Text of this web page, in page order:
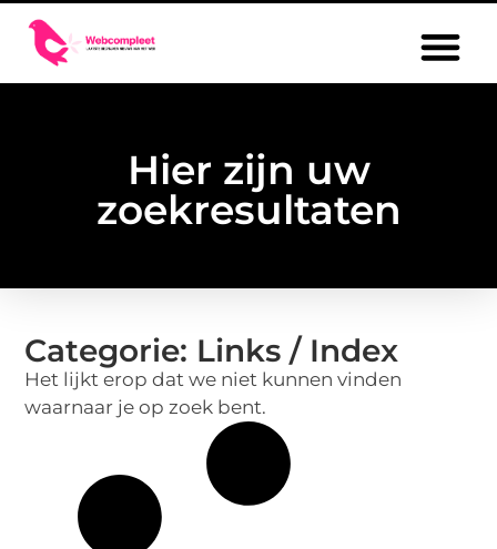
Hier zijn uw
zoekresultaten
Categorie: Links / Index
Het lijkt erop dat we niet kunnen vinden
waarnaar je op zoek bent.